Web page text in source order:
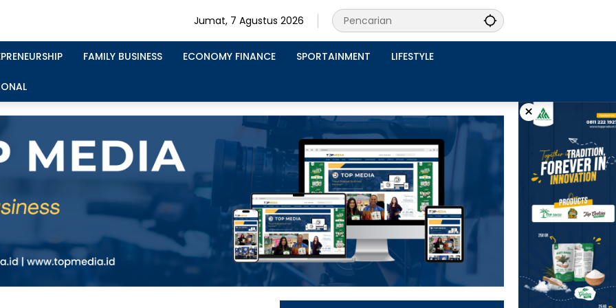
Jumat, 7 Agustus 2026
FAMILY BUSINESS ECONOMY FINANCE SPORTAINMENT LIFESTYLE
×